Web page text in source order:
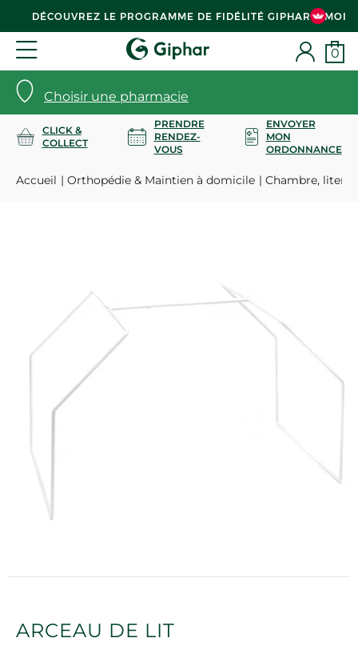
DÉCOUVREZ LE PROGRAMME DE FIDÉLITÉ GIPHAR & MOI
Choisir une pharmacie
0
CLICK &
COLLECT
PRENDRE
RENDEZ-
VOUS
ENVOYER
MON
ORDONNANCE
Accueil Orthopédie & Maintien à domicile Chambre,
ARCEAU DE LIT